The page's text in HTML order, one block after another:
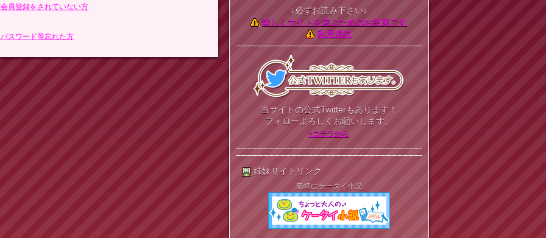
員登録をされていない方
スワード等忘れた方
↓必ずお読み下さい↓
楽しくサイトを遊ぶためのお約束です
利用規約
当サイトの公式Twitterもあります！
フォローよろしくお願いします。
>コチラから
姉妹サイトリンク
気軽にケータイ小説